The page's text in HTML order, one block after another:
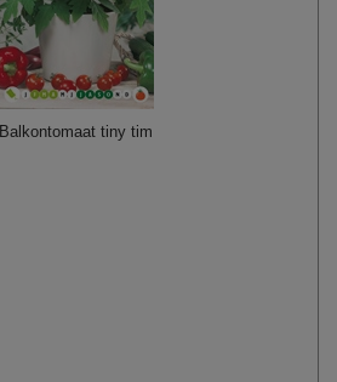
Balkontomaat tiny tim